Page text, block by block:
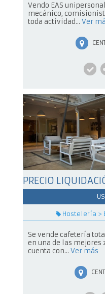
Vendo EAS
mecánico,
toda actividad... Ver
Hostelería >
Se vende cafetería
en una de las mejores
cuenta con... Ver más